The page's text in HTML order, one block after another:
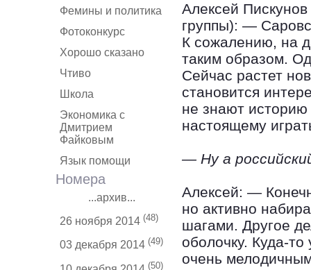
Фемины и политика
Фотоконкурс
Хорошо сказано
Чтиво
Школа
Экономика с
Дмитрием
Файковым
Язык помощи
Номера
...архив...
26 ноября 2014 (48)
03 декабря 2014 (49)
(50)
Алексей Пискунов
группы): —
К сожалению, на
таким образом.
Сейчас растет
становится
не знают историю
настоящему
— Ну а
Алексей: —
но активно
шагами. Другое
оболочку. Куда-
очень